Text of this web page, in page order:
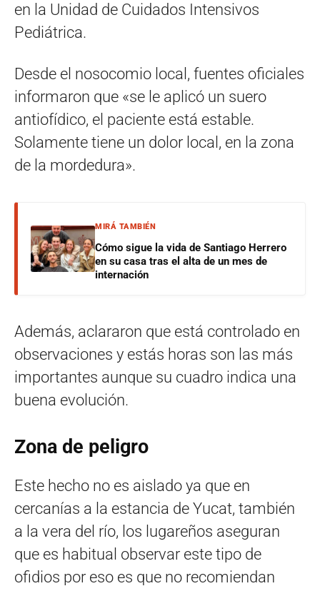
en la Unidad de Cuidados Intensivos
Pediátrica.
Desde el nosocomio local, fuentes oficiales
informaron que «se le aplicó un suero
antiofídico, el paciente está estable.
Solamente tiene un dolor local, en la zona
de la mordedura».
MIRÁ TAMBIÉN
Cómo sigue la vida de Santiago Herrero
en su casa tras el alta de un mes de
internación
Además, aclararon que está controlado en
observaciones y estás horas son las más
importantes aunque su cuadro indica una
buena evolución.
Zona de peligro
Este hecho no es aislado ya que en
cercanías a la estancia de Yucat, también
a la vera del río, los lugareños aseguran
que es habitual observar este tipo de
ofidios por eso es que no recomiendan